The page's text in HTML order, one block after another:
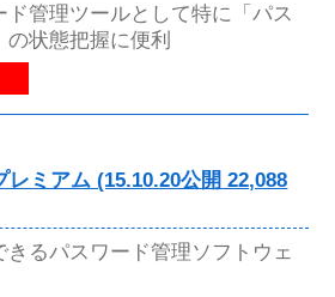
ド管理ツールとして特に「パス
状態把握に便利
ミアム (15.10.20公開 22,088
るパスワード管理ソフトウェ